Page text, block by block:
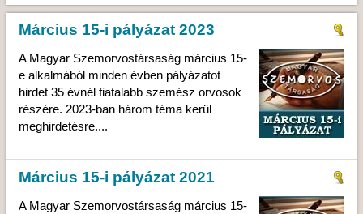
Március 15-i pályázat 2023
A Magyar Szemorvostársaság március 15-
e alkalmából minden évben pályázatot
hirdet 35 évnél fiatalabb szemész orvosok
részére. 2023-ban három téma kerül
meghirdetésre....
Március 15-i pályázat 2021
A Magyar Szemorvostársaság március 15-